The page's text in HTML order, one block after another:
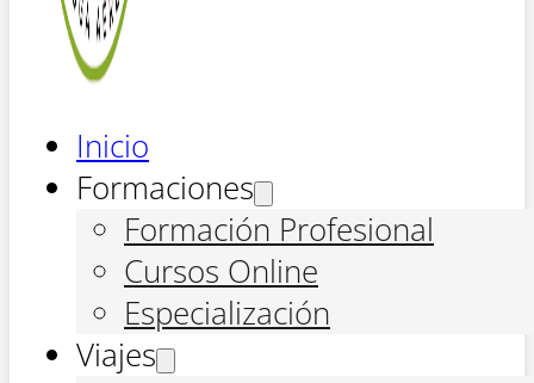
Inicio
Formaciones
Formación Profesional
Cursos Online
Especialización
Viajes